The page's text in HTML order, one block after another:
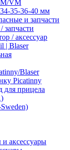
VM
35-36-40 мм
и запчасти
запчасти
/ аксессуар
| Blaser
Blaser
Picatinny
для прицела
аксессуары